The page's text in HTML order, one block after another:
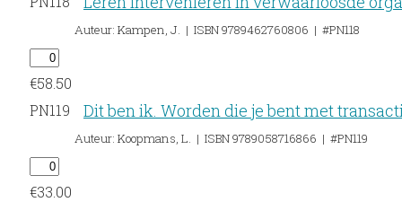
Auteur: Kampen, J. | ISBN 9789462760806 | #PN118
€58.50
PN119
Dit ben ik. Worden die je bent met
Auteur: Koopmans, L. | ISBN 9789058716866 | #PN119
€33.00